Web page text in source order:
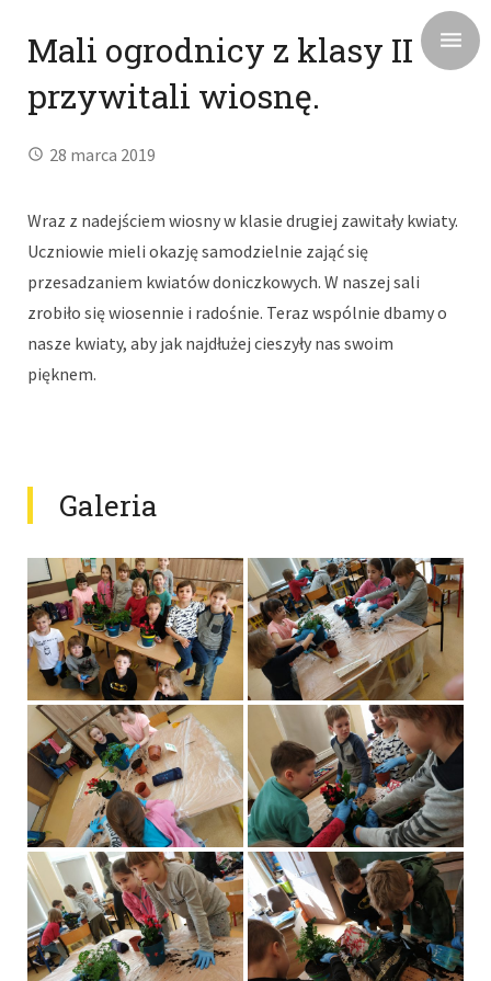
Mali ogrodnicy z klasy II
przywitali wiosnę.
28 marca 2019
Wraz z nadejściem wiosny w klasie drugiej zawitały kwiaty.
Uczniowie mieli okazję samodzielnie zająć się
przesadzaniem kwiatów doniczkowych. W naszej sali
zrobiło się wiosennie i radośnie. Teraz wspólnie dbamy o
nasze kwiaty, aby jak najdłużej cieszyły nas swoim
pięknem.
Galeria